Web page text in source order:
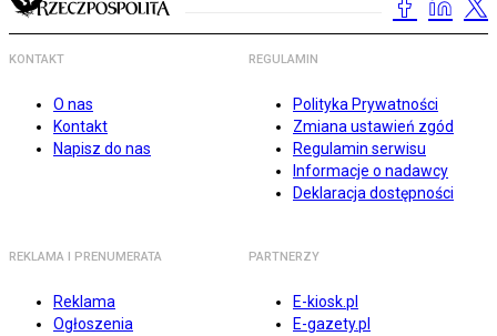
KONTAKT
O nas
Kontakt
Napisz do nas
REGULAMIN
Polityka Prywatności
Zmiana ustawień zgód
Regulamin serwisu
Informacje o nadawcy
Deklaracja dostępności
REKLAMA I PRENUMERATA
Reklama
Ogłoszenia
PARTNERZY
E-kiosk.pl
E-gazety.pl